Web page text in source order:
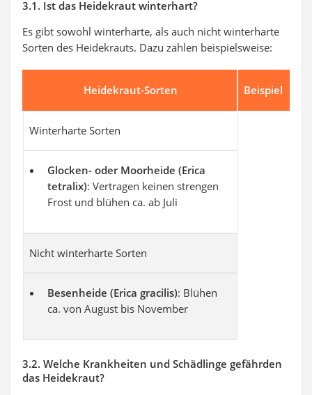
3.1. Ist das Heidekraut winterhart?
Es gibt sowohl winterharte, als auch nicht winterharte
Sorten des Heidekrauts. Dazu zählen beispielsweise:
Heidekraut-Sorten Beispiel
Winterharte Sorten
Glocken- oder Moorheide (Erica
tetralix): Vertragen keinen strengen
Frost und blühen ca. ab Juli
Nicht winterharte Sorten
Besenheide (Erica gracilis): Blühen
ca. von August bis November
3.2. Welche Krankheiten und Schädlinge gefährden
das Heidekraut?